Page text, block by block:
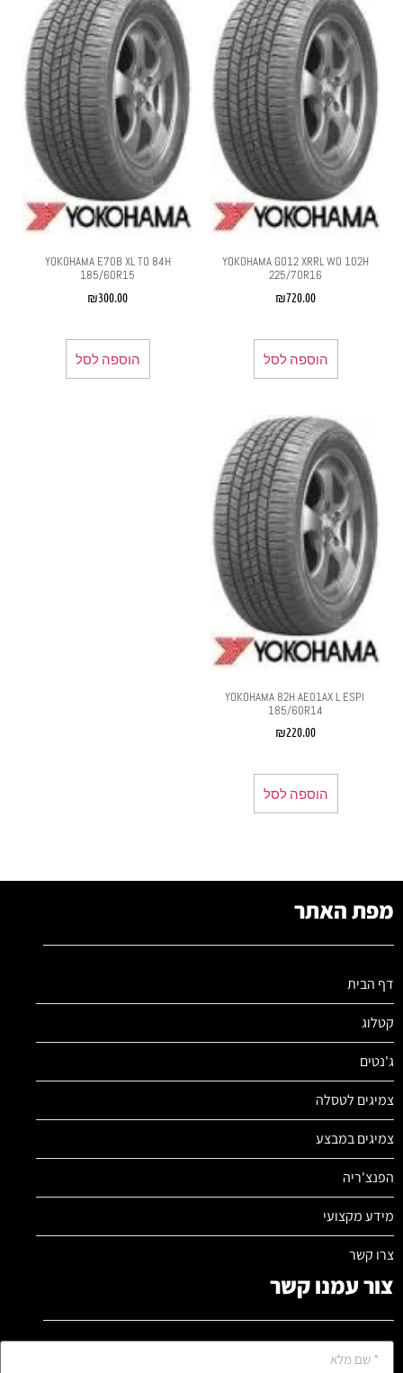
YOKOHAMA GO12 XRRL WO 102H
225/70R16
₪720.00
הוספה לסל
YOKOHAMA E70B XL TO 84H
185/60R15
₪300.00
הוספה לסל
‏ YOKOHAMA 82H AE01AX L ESPI
185/60R14
₪220.00
הוספה לסל
מפת האתר
דף הבית
קטלוג
ג'נטים
צמיגים לטסלה
צמיגים במבצע
הפנצ'ריה
מידע מקצועי
צרו קשר
צור עמנו קשר